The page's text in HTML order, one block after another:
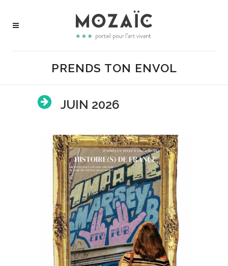
PRENDS TON ENVOL
JUIN 2026